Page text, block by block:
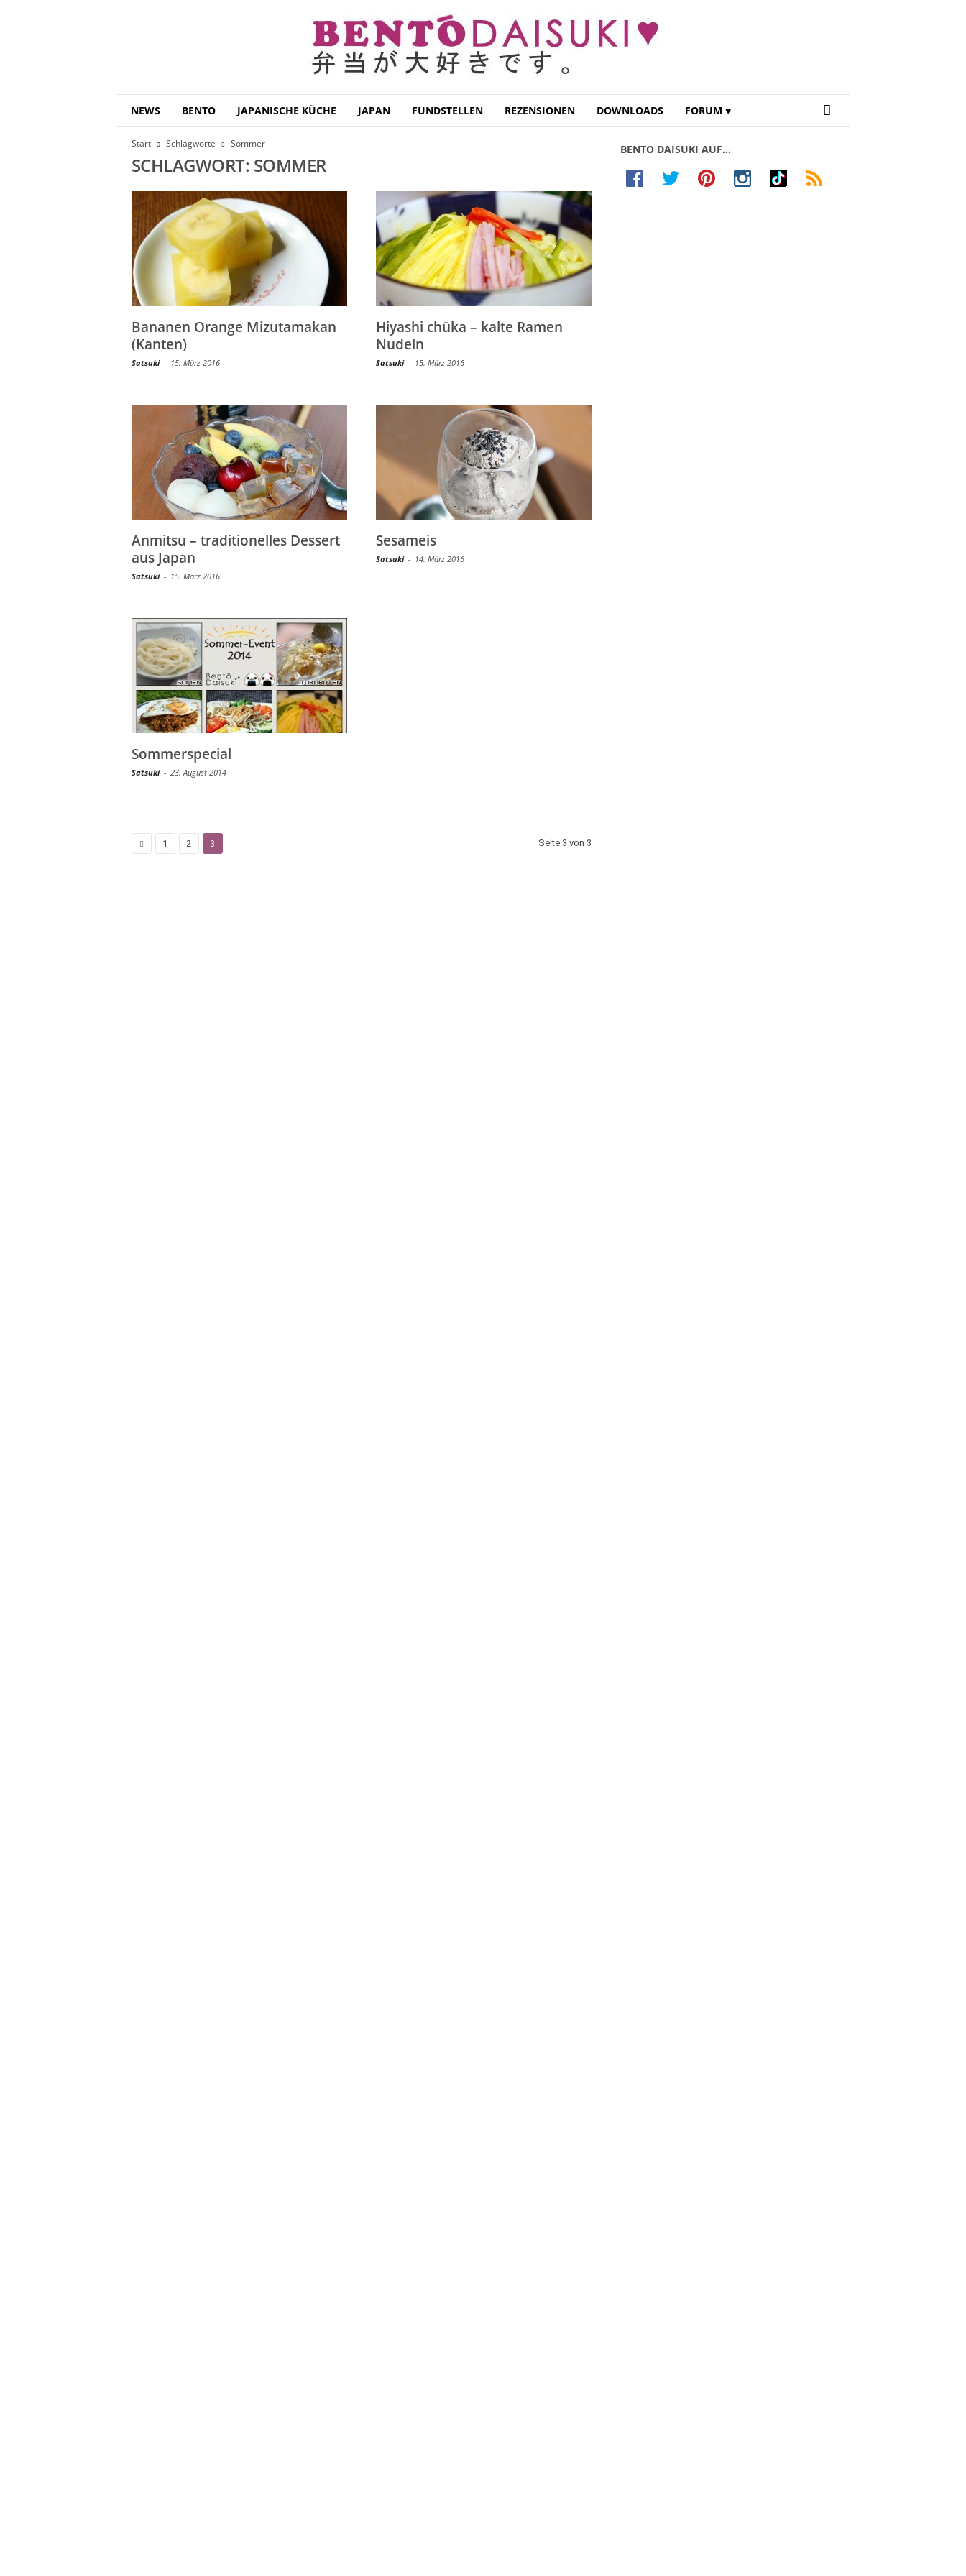
NEWS BENTO JAPANISCHE KÜCHE JAPAN FUNDSTELLEN REZENSIONEN DOWNLOADS FORUM ♥
Start Schlagworte Sommer
SCHLAGWORT: SOMMER
Bananen Orange Mizutamakan
(Kanten)
Satsuki - 15. März 2016
Hiyashi chūka – kalte Ramen
Nudeln
Satsuki - 15. März 2016
Anmitsu – traditionelles Dessert
aus Japan
Satsuki - 15. März 2016
Sesameis
Satsuki - 14. März 2016
Sommerspecial
Satsuki - 23. August 2014
1 2 3 Seite 3 von 3
BENTO DAISUKI AUF…